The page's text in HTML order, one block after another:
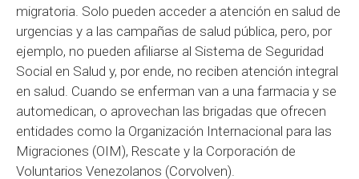
migratoria. Solo pueden acceder a atención en salud de
urgencias y a las campañas de salud pública, pero, por
ejemplo, no pueden afiliarse al Sistema de Seguridad
Social en Salud y, por ende, no reciben atención integral
en salud. Cuando se enferman van a una farmacia y se
automedican, o aprovechan las brigadas que ofrecen
entidades como la Organización Internacional para las
Migraciones (OIM), Rescate y la Corporación de
Voluntarios Venezolanos (Corvolven).